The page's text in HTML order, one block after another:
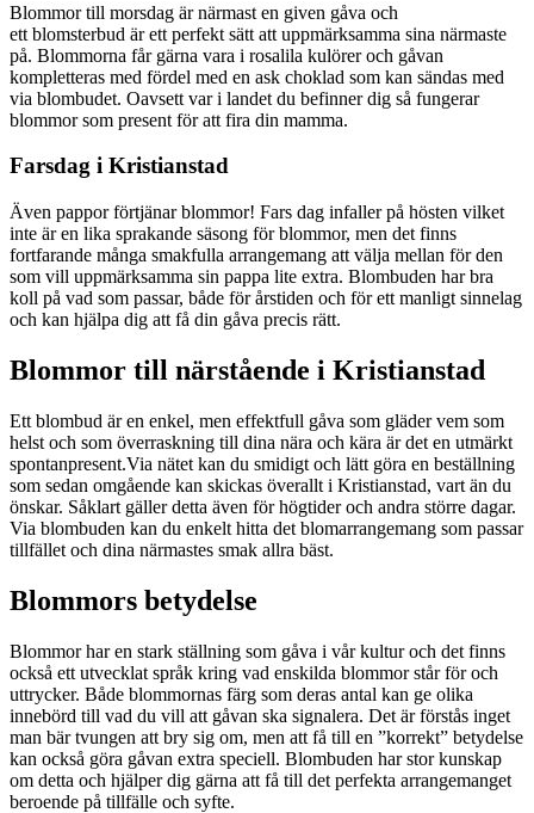
Blommor till morsdag är närmast en given gåva och
ett blomsterbud är ett perfekt sätt att uppmärksamma sina närmaste
på. Blommorna får gärna vara i rosalila kulörer och gåvan
kompletteras med fördel med en ask choklad som kan sändas med
via blombudet. Oavsett var i landet du befinner dig så fungerar
blommor som present för att fira din mamma.
Farsdag i Kristianstad
Även pappor förtjänar blommor! Fars dag infaller på hösten vilket
inte är en lika sprakande säsong för blommor, men det finns
fortfarande många smakfulla arrangemang att välja mellan för den
som vill uppmärksamma sin pappa lite extra. Blombuden har bra
koll på vad som passar, både för årstiden och för ett manligt sinnelag
och kan hjälpa dig att få din gåva precis rätt.
Blommor till närstående i Kristianstad
Ett blombud är en enkel, men effektfull gåva som gläder vem som
helst och som överraskning till dina nära och kära är det en utmärkt
spontanpresent.Via nätet kan du smidigt och lätt göra en beställning
som sedan omgående kan skickas överallt i Kristianstad, vart än du
önskar. Såklart gäller detta även för högtider och andra större dagar.
Via blombuden kan du enkelt hitta det blomarrangemang som passar
tillfället och dina närmastes smak allra bäst.
Blommors betydelse
Blommor har en stark ställning som gåva i vår kultur och det finns
också ett utvecklat språk kring vad enskilda blommor står för och
uttrycker. Både blommornas färg som deras antal kan ge olika
innebörd till vad du vill att gåvan ska signalera. Det är förstås inget
man bär tvungen att bry sig om, men att få till en ”korrekt” betydelse
kan också göra gåvan extra speciell. Blombuden har stor kunskap
om detta och hjälper dig gärna att få till det perfekta arrangemanget
beroende på tillfälle och syfte.